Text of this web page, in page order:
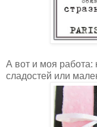
А вот и моя работа:
сладостей или